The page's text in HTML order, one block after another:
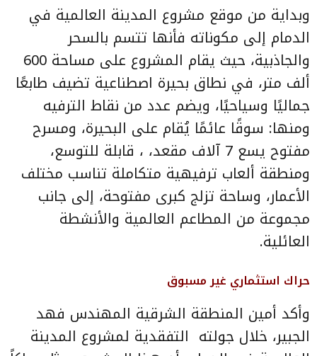
وبداية من موقع مشروع المدينة العالمية في
الدمام إلى مكوناته فأنها تتسم بالسحر
والجاذبية، حيث يقام المشروع على مساحة 600
ألف متر، في نطاق بحيرة اصطناعية تضيف طابعًا
جماليًا وسياحيًا، ويضم عدد من نقاط الترفيه
ومنها: سوقًا عائمًا يُقام على البحيرة، ومسرح
مفتوح يسع 7 آلاف مقعد، ، قابلة للتوسع،
ومنطقة ألعاب ترفيهية متكاملة تناسب مختلف
الأعمار، وساحة تزلج كبرى مفتوحة، إلى جانب
مجموعة من المطاعم العالمية والأنشطة
العائلية.
حراك استثماري غير مسبوق
وأكد أمين المنطقة الشرقية المهندس فهد
الجبير، خلال جولته التفقدية لمشروع المدينة